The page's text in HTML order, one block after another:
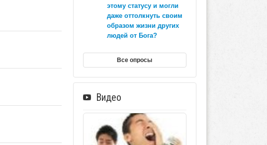
этому статусу и могли
даже оттолкнуть своим
образом жизни других
людей от Бога?
Все опросы
Видео